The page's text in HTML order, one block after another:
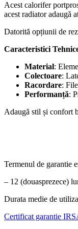
Acest calorifer
acest radiator adaugă
Datorită opțiunii de
Caracteristici
Material:
Colectoare:
Racordare:
Performanță:
Adaugă stil și confort
Termenul de garantie
– 12 (douasprezece)
Durata medie de
Certificat garantie